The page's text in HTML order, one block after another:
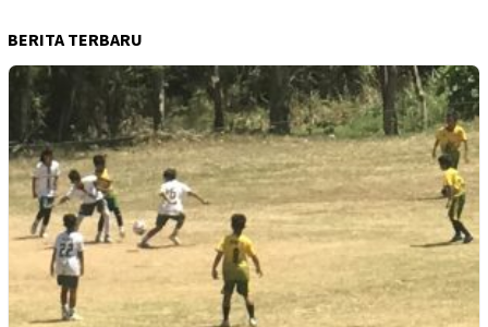
BERITA TERBARU